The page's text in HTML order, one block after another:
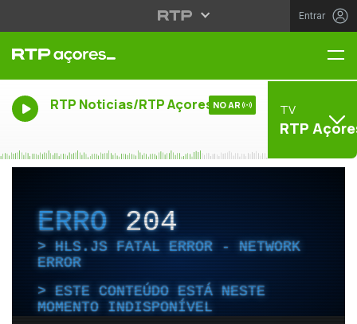
Entrar
RTP Noticias/RTP Açores NO AR TV
RTP
ERRO204
HLS.JS FATAL ERROR - NETWORK
ERROR
ESTE CONTEÚDO ESTÁ NESTE
MOMENTO INDISPONÍVEL